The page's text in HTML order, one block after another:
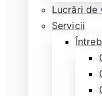
Lucrări de
Servicii